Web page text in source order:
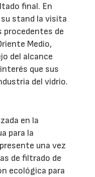
final. En
stand la visita
procedentes de
Medio,
del alcance
que sus
del vidrio.
en la
para la
una vez
de filtrado de
ecológica para